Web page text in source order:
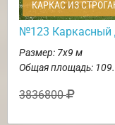
КАРКАС ИЗ
№123 Каркасный
Размер: 7х9 м
Общая площадь:
3836800